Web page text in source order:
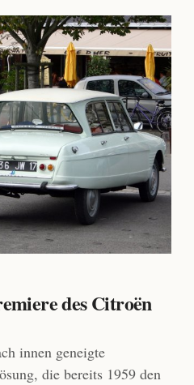
des Citroën
innen geneigte
die bereits 1959 den